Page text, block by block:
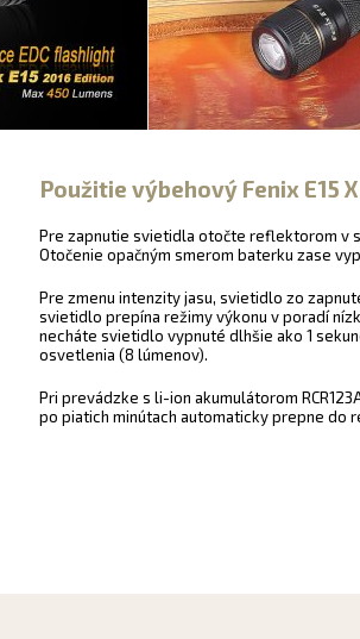
Použitie výbehový Fenix E15
Pre zapnutie svietidla otočte reflektorom v
Otočenie opačným smerom baterku zase
Pre zmenu intenzity jasu, svietidlo zo
svietidlo prepína režimy výkonu v poradí
necháte svietidlo vypnuté dlhšie ako 1
osvetlenia (8 lúmenov).
Pri prevádzke s li-ion akumulátorom
po piatich minútach automaticky prepne do